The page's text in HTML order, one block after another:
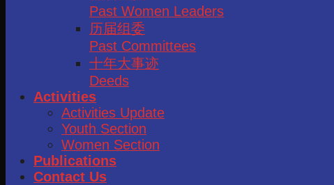
Past Women Leaders
历届组委
Past Committees
十年大事迹
Deeds
Activities
Activities Update
Youth Section
Women Section
Publications
Contact Us